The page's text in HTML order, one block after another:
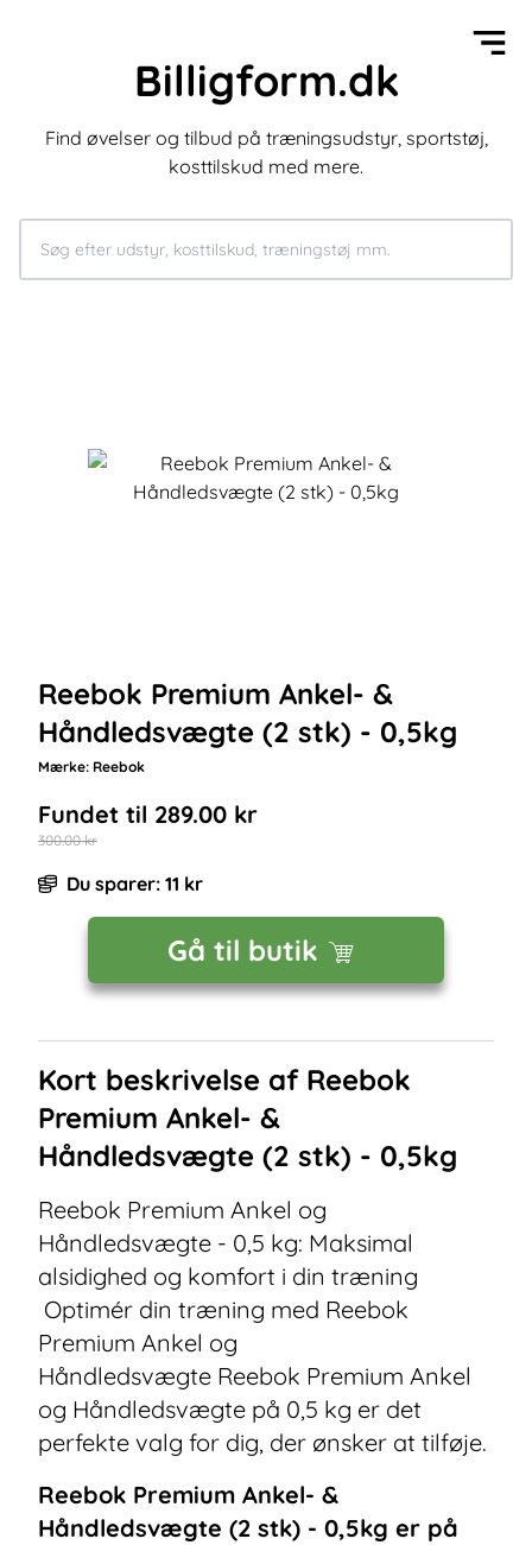
Billigform.dk
Find øvelser og tilbud på træningsudstyr, sportstøj,
kosttilskud med mere.
Reebok Premium Ankel- &
Håndledsvægte (2 stk) - 0,5kg
Mærke: Reebok
Fundet til 289.00 kr
300.00kr
Du sparer: 11 kr
Gå til butik
Kort beskrivelse af Reebok
Premium Ankel- &
Håndledsvægte (2 stk) - 0,5kg
Reebok Premium Ankel og
Håndledsvægte - 0,5 kg: Maksimal
alsidighed og komfort i din træning
Optimér din træning med Reebok
Premium Ankel og
Håndledsvægte Reebok Premium Ankel
og Håndledsvægte på 0,5 kg er det
perfekte valg for dig, der ønsker at tilføje.
Reebok Premium Ankel- &
Håndledsvægte (2 stk) - 0,5kg er på